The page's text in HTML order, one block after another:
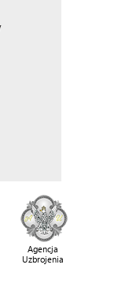
Agencja
Uzbrojenia